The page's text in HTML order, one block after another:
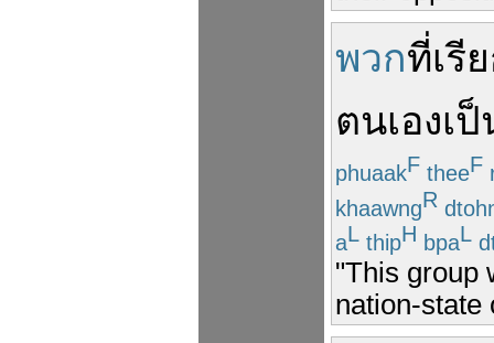
พวกที่เรี
ตนเองเ
phuaakF theeF
khaawngR
aL thipH bpaL
"This group
nation-state